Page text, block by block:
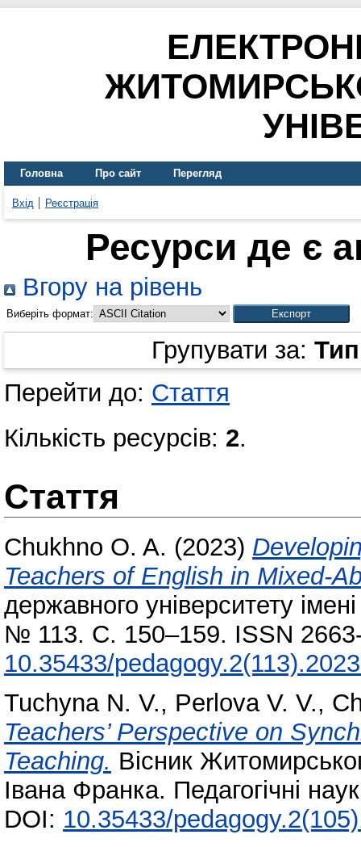
Головна Про сайт Перегляд
Вхід Реєстрація
Ресурси де є
Вгору на рівень
Виберіть формат:
Групувати за:
Перейти до: Стаття
Кількість ресурсів: 2.
Стаття
Chukhno O. A. (2023)
Teachers of English in Mixed-
державного університету
№ 113. С. 150–159. ISSN
10.35433/
Tuchyna N. V., Perlova V. V.,
Teachers’ Perspective on
Teaching. Вісник
Івана Франка. Педагогічні
DOI: 10.35433/